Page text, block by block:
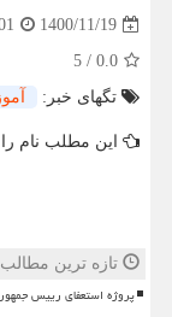
1400/11/19
0.0
/
5
تگهای خبر:
این مطلب نام
تازه ترین
پروژه استعفای رییس